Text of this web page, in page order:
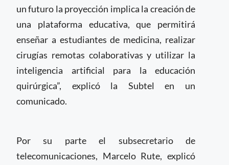
un futuro la proyección implica la creación de
una plataforma educativa, que permitirá
enseñar a estudiantes de medicina, realizar
cirugías remotas colaborativas y utilizar la
inteligencia artificial para la educación
quirúrgica”, explicó la Subtel en un
comunicado.
Por su parte el subsecretario de
telecomunicaciones, Marcelo Rute, explicó